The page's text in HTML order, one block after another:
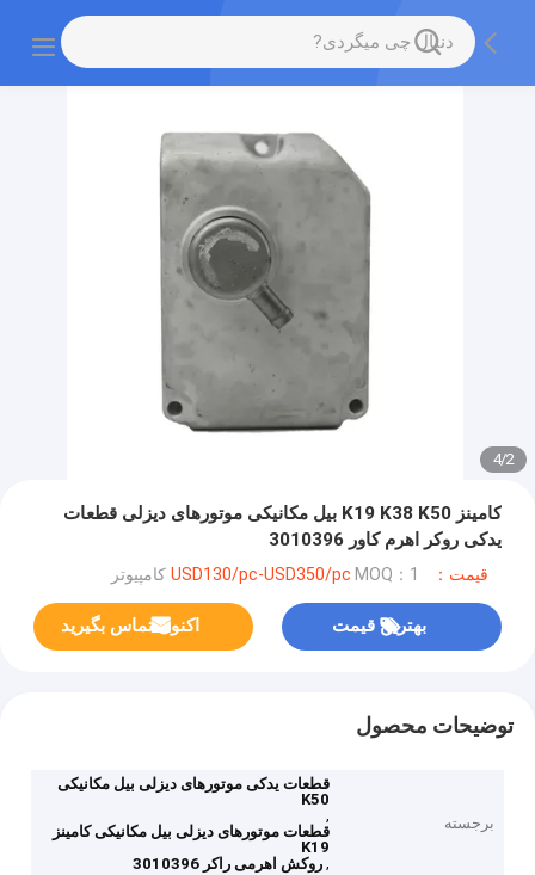
2
/
4
کامینز K19 K38 K50 بیل مکانیکی موتورهای دیزلی قطعات
یدکی روکر اهرم کاور 3010396
قیمت：USD130/pc-USD350/pc MOQ：1 کامپیوتر
بهترین قیمت اکنون تماس بگیرید
توضیحات محصول
برجسته
قطعات یدکی موتورهای دیزلی بیل مکانیکی
K50
,
قطعات موتورهای دیزلی بیل مکانیکی کامینز
K19
,روکش اهرمی راکر 3010396